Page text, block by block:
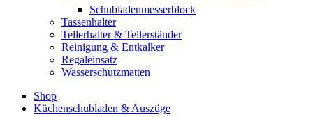
Schubladenmesserblock
Tassenhalter
Tellerhalter & Tellerständer
Reinigung & Entkalker
Regaleinsatz
Wasserschutzmatten
Shop
Küchenschubladen & Auszüge